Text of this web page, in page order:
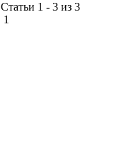
Статьи 1 - 3 из 3
1